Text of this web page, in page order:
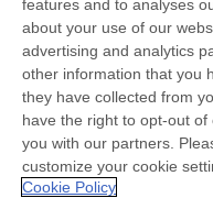
Nitto Library
뉴스
FAQ
features and to analyses
about your use of our
advertising and analytics
other information that you
they have collected from
have the right to opt-out
you with our partners.
customize your cookie
Cookie Policy